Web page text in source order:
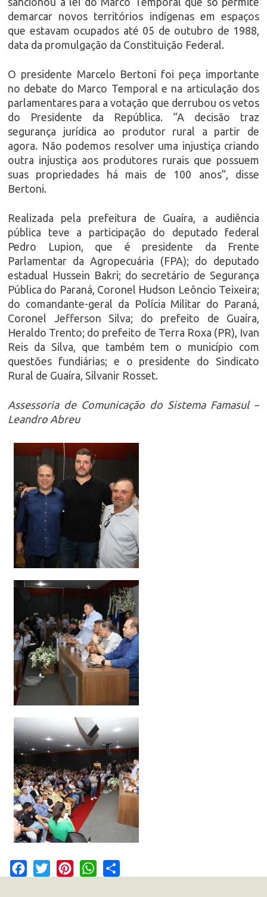
demarcar novos territórios indígenas em espaços
que estavam ocupados até 05 de outubro de 1988,
data da promulgação da Constituição Federal.
O presidente Marcelo Bertoni foi peça importante
no debate do Marco Temporal e na articulação dos
parlamentares para a votação que derrubou os vetos
do Presidente da República. “A decisão traz
segurança jurídica ao produtor rural a partir de
agora. Não podemos resolver uma injustiça criando
outra injustiça aos produtores rurais que possuem
suas propriedades há mais de 100 anos”, disse
Bertoni.
Realizada pela prefeitura de Guaíra, a audiência
pública teve a participação do deputado federal
Pedro Lupion, que é presidente da Frente
Parlamentar da Agropecuária (FPA); do deputado
estadual Hussein Bakri; do secretário de Segurança
Pública do Paraná, Coronel Hudson Leôncio Teixeira;
do comandante-geral da Polícia Militar do Paraná,
Coronel Jefferson Silva; do prefeito de Guaíra,
Heraldo Trento; do prefeito de Terra Roxa (PR), Ivan
Reis da Silva, que também tem o município com
questões fundiárias; e o presidente do Sindicato
Rural de Guaíra, Silvanir Rosset.
Assessoria de Comunicação do Sistema Famasul –
Leandro Abreu
Facebook
Twitter PinterestWhatsApp